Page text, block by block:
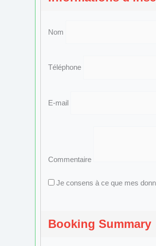
Nom
Téléphone
E-mail
Commentaire
Je consens à ce que mes
Booking Summary